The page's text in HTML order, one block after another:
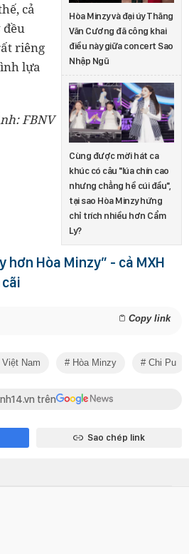
Hòa Minzy và đại úy Thăng
Văn Cương đã công khai
điều này giữa concert Sao
Nhập Ngũ
Cùng được mời hát ca
khúc có câu "lúa chín cao
nhưng chẳng hề cúi đầu",
tại sao Hòa Minzy hứng
chỉ trích nhiều hơn Cẩm
Ly?
cả
đều
riêng
lựa
FBNV
hơn Hòa Minzy” - cả MXH
Copy link
Nam Hòa Minzy Chi Pu
trên
Sao chép link